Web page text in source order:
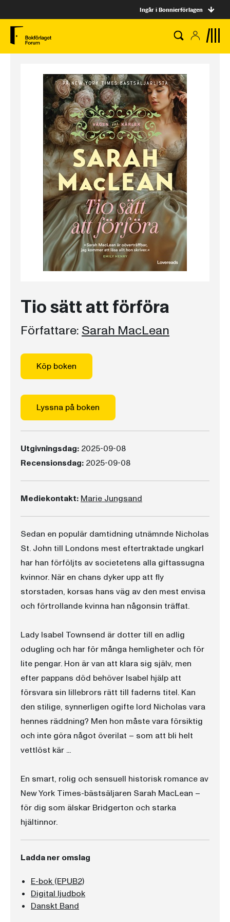
Ingår i Bonnierförlagen
Tio sätt att förföra
Författare: Sarah MacLean
Köp boken
Lyssna på boken
Utgivningsdag: 2025-09-08
Recensionsdag: 2025-09-08
Mediekontakt: Marie Jungsand
Sedan en populär damtidning utnämnde Nicholas
St. John till Londons mest eftertraktade ungkarl
har han förföljts av societetens alla giftassugna
kvinnor. När en chans dyker upp att fly
storstaden, korsas hans väg av den mest envisa
och förtrollande kvinna han någonsin träffat.
Lady Isabel Townsend är dotter till en adlig
odugling och har för många hemligheter och för
lite pengar. Hon är van att klara sig själv, men
efter pappans död behöver Isabel hjälp att
försvara sin lillebrors rätt till faderns titel. Kan
den stilige, synnerligen ogifte lord Nicholas vara
hennes räddning? Men hon måste vara försiktig
och inte göra något överilat – som att bli helt
vettlöst kär ...
En smart, rolig och sensuell historisk romance av
New York Times-bästsäljaren Sarah MacLean –
för dig som älskar Bridgerton och starka
hjältinnor.
Ladda ner omslag
E-bok (EPUB2)
Digital ljudbok
Danskt Band